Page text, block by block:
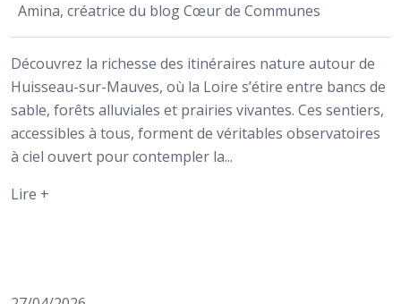
Amina, créatrice du blog Cœur de Communes
Découvrez la richesse des itinéraires nature autour de
Huisseau-sur-Mauves, où la Loire s’étire entre bancs de
sable, forêts alluviales et prairies vivantes. Ces sentiers,
accessibles à tous, forment de véritables observatoires
à ciel ouvert pour contempler la...
Lire +